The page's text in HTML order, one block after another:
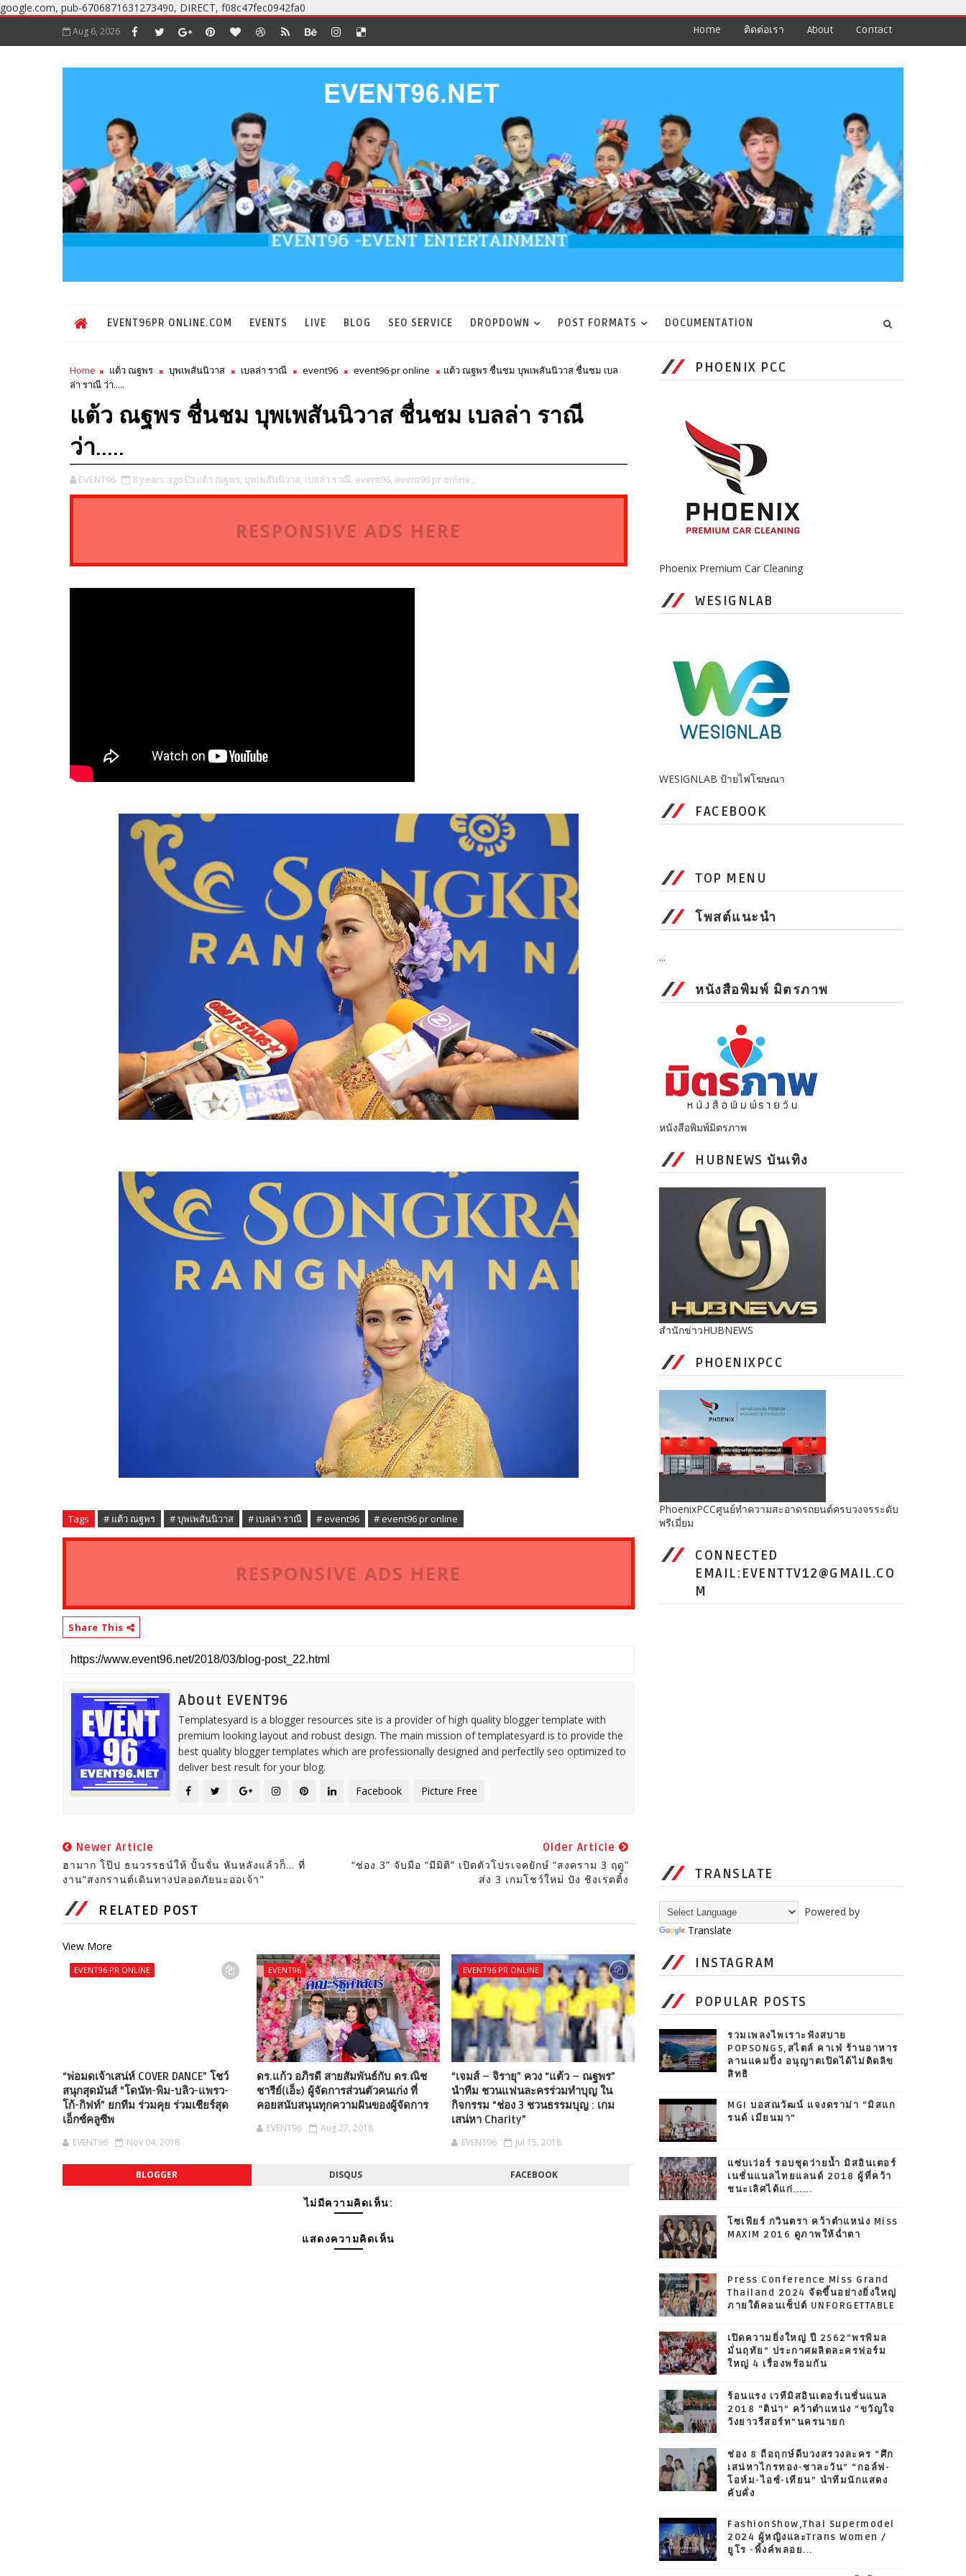
google.com, pub-6706871631273490, DIRECT, f08c47fec0942fa0
Aug 6, 2026 Home ติดต่อเรา About Contact
EVENT96PR ONLINE.COM EVENTS LIVE BLOG SEO SERVICE DROPDOWN POST FORMATS DOCUMENTATION
Home แต้ว ณฐพร บุพเพสันนิวาส เบลล่า ราณี event96 event96 pr online
แต้ว ณฐพร ชื่นชม บุพเพสันนิวาส ชื่นชม เบล
ล่า ราณี ว่า.....
แต้ว ณฐพร ชื่นชม บุพเพสันนิวาส ชื่นชม เบลล่า ราณี
ว่า.....
EVENT96 8 years ago แต้ว ณฐพร, บุพเพสันนิวาส, เบลล่า ราณี, event96, event96 pr online,
RESPONSIVE ADS HERE
Tags # แต้ว ณฐพร # บุพเพสันนิวาส # เบลล่า ราณี # event96 # event96 pr online
RESPONSIVE ADS HERE
Share This
About EVENT96
Templatesyard is a blogger resources site is a provider of high quality blogger template with
premium looking layout and robust design. The main mission of templatesyard is to provide the
best quality blogger templates which are professionally designed and perfectlly seo optimized to
deliver best result for your blog.
Facebook
Picture Free
Newer Article
ฮามาก โป๊ป ธนวรรธน์ให้ ปั้นจั่น หันหลังแล้วก็... ที่
งาน“สงกรานต์เดินทางปลอดภัยนะออเจ้า"
Older Article
“ช่อง 3” จับมือ “มีมิติ” เปิดตัวโปรเจคยักษ์ “สงคราม 3 ฤดู”
ส่ง 3 เกมโชว์ใหม่ ปัง ชิงเรตติ้ง
RELATED POST
View More
EVENT96 PR ONLINE
“พ่อมดเจ้าเสน่ห์ COVER DANCE” โชว์
สนุกสุดมันส์ "โดนัท-พิม-บลิว-แพรว-
โก้-กิฟท์” ยกทีม ร่วมคุย ร่วมเชียร์สุด
เอ็กซ์คลูซีพ
EVENT96 Nov 04, 2018
EVENT96
ดร.แก้ว อภิรดี สายสัมพันธ์กับ ดร.ณิช
ชารีย์(เอ็ะ) ผู้จัดการส่วนตัวคนเก่ง ที่
คอยสนับสนุนทุกความฝันของผู้จัดการ
EVENT96 Aug 27, 2018
EVENT96 PR ONLINE
“เจมส์ – จิรายุ” ควง “แต้ว – ณฐพร”
นำทีม ชวนแฟนละครร่วมทำบุญ ใน
กิจกรรม “ช่อง 3 ชวนธรรมบุญ : เกม
เสน่หา Charity”
EVENT96 Jul 15, 2018
BLOGGER DISQUS FACEBOOK
ไม่มีความคิดเห็น:
แสดงความคิดเห็น
PHOENIX PCC
Phoenix Premium Car Cleaning
WESIGNLAB
WESIGNLAB ป้ายไฟโฆษณา
FACEBOOK
TOP MENU
โพสต์แนะนำ
...
หนังสือพิมพ์ มิตรภาพ
หนังสือพิมพ์มิตรภาพ
HUBNEWS บันเทิง
สำนักข่าวHUBNEWS
PHOENIXPCC
PhoenixPCCศูนย์ทำความสะอาดรถยนต์ครบวงจรระดับ
พรีเมี่ยม
CONNECTED
EMAIL:EVENTTV12@GMAIL.CO
M
TRANSLATE
Powered by
Translate
INSTAGRAM
POPULAR POSTS
รวมเพลงไพเราะฟังสบาย
POPSONGS,สไตล์ คาเฟ่ ร้านอาหาร
ลานแคมปิ้ง อนุญาตเปิดได้ไม่ติดลิข
สิทธิ
MGI บอสณวัฒน์ แจงดราม่า “มิสแก
รนด์ เมียนมา”
แซ่บเว่อร์ รอบชุดว่ายน้ำ มิสอินเตอร์
เนชั่นแนลไทยแลนด์ 2018 ผู้ที่คว้า
ชนะเลิศได้แก่......
โซเฟียร์ กวินตรา คว้าตำแหน่ง Miss
MAXIM 2016 ดูภาพให้ฉ่ำตา
Press Conference Miss Grand
Thailand 2024 จัดขึ้นอย่างยิ่งใหญ่
ภายใต้คอนเซ็ปต์ UNFORGETTABLE
เปิดความยิ่งใหญ่ ปี 2562“พรพิมล
มั่นฤทัย” ประกาศผลิตละครฟอร์ม
ใหญ่ 4 เรื่องพร้อมกัน
ร้อนแรง เวทีมิสอินเตอร์เนชั่นแนล
2018 “ติน่า” คว้าตำแหน่ง “ขวัญใจ
วังยาวรีสอร์ท”นครนายก
ช่อง 8 ถือฤกษ์ดีบวงสรวงละคร “ศึก
เสน่หาไกรทอง-ชาละวัน” “กอล์ฟ-
โอห์ม-ไอซ์-เทียน” นำทีมนักแสดง
คับคั่ง
FashionShow,Thai Supermodel
2024 ผู้หญิงและTrans Women /
ยูโร -พิ้งค์พลอย...